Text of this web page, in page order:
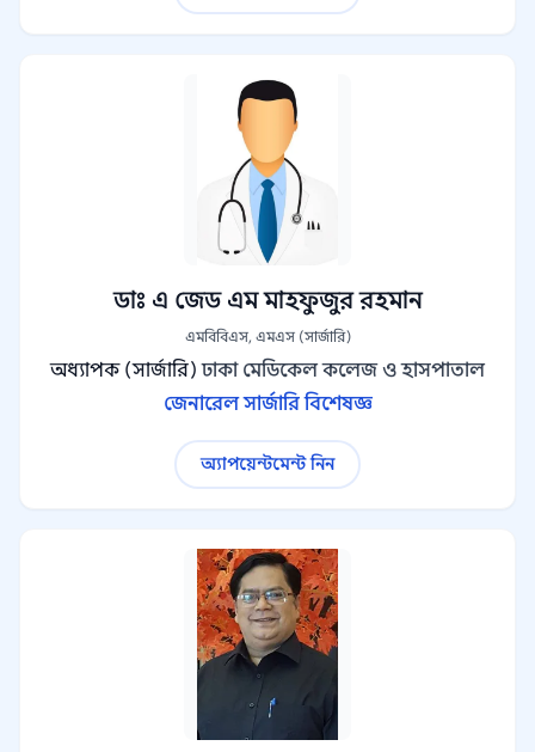
ডাঃ এ জেড এম মাহফুজুর রহমান
এমবিবিএস, এমএস (সার্জারি)
অধ্যাপক (সার্জারি) ঢাকা মেডিকেল কলেজ ও হাসপাতাল
জেনারেল সার্জারি বিশেষজ্ঞ
অ্যাপয়েন্টমেন্ট নিন